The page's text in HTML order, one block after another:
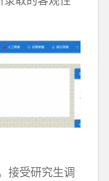
接受研究生调